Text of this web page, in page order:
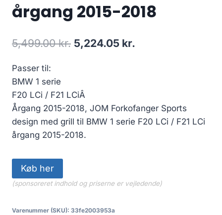
årgang 2015-2018
5,499.00kr. Den
var:
5,499.00 kr..
5,224.05 kr.
5,224.05 kr..
Passer til:
BMW 1 serie
F20 LCi / F21 LCiÂ
Årgang 2015-2018, JOM Forkofanger Sports
design med grill til BMW 1 serie F20 LCi / F21 LCi
årgang 2015-2018.
Køb her
(sponsoreret indhold og priserne er vejledende)
Varenummer (SKU): 33fe2003953a